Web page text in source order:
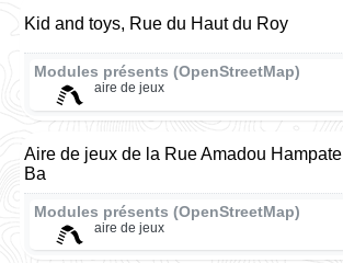
Kid and toys, Rue du Haut du Roy
Modules présents (OpenStreetMap)
aire de jeux
Aire de jeux de la Rue Amadou Hampate
Ba
Modules présents (OpenStreetMap)
aire de jeux